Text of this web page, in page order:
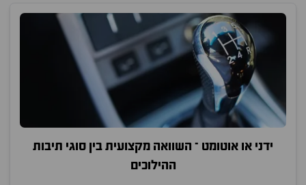
ידני או אוטומט – השוואה מקצועית בין סוגי תיבות
ההילוכים